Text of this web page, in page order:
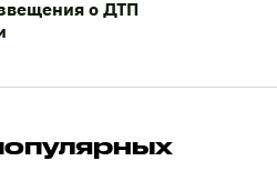
о ДТП